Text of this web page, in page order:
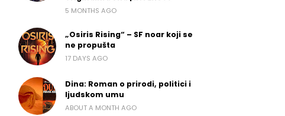
5 MONTHS AGO
„Osiris Rising“ – SF noar koji se
ne propušta
17 DAYS AGO
Dina: Roman o prirodi, politici i
ljudskom umu
ABOUT A MONTH AGO